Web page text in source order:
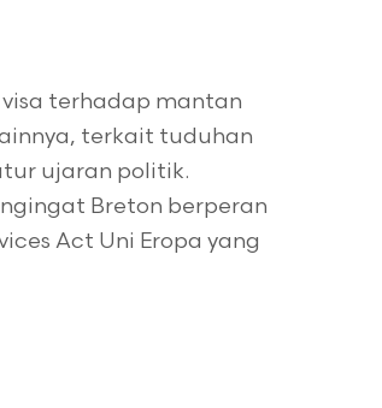
terhadap mantan
terkait tuduhan
ujaran politik.
Breton berperan
Act Uni Eropa yang